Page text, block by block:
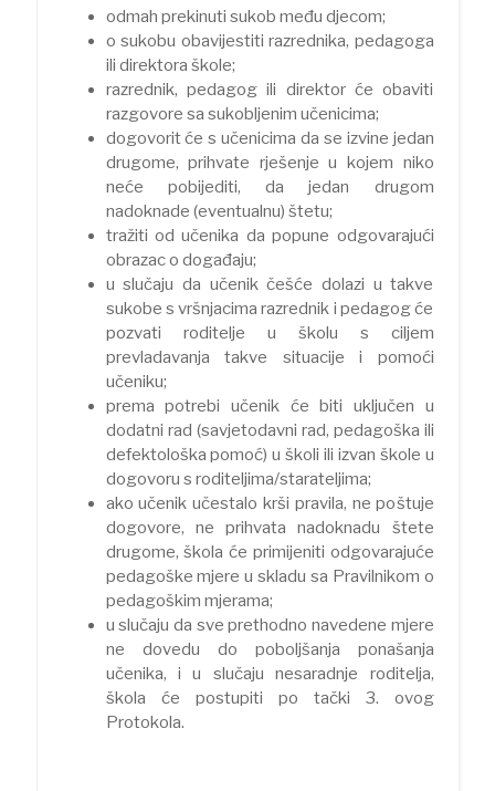
odmah prekinuti sukob među djecom;
o sukobu obavijestiti razrednika, pedagoga
ili direktora škole;
razrednik, pedagog ili direktor će obaviti
razgovore sa sukobljenim učenicima;
dogovorit će s učenicima da se izvine jedan
drugome, prihvate rješenje u kojem niko
neće pobijediti, da jedan drugom
nadoknade (eventualnu) štetu;
tražiti od učenika da popune odgovarajući
obrazac o događaju;
u slučaju da učenik češće dolazi u takve
sukobe s vršnjacima razrednik i pedagog će
pozvati roditelje u školu s ciljem
prevladavanja takve situacije i pomoći
učeniku;
prema potrebi učenik će biti uključen u
dodatni rad (savjetodavni rad, pedagoška ili
defektološka pomoć) u školi ili izvan škole u
dogovoru s roditeljima/starateljima;
ako učenik učestalo krši pravila, ne poštuje
dogovore, ne prihvata nadoknadu štete
drugome, škola će primijeniti odgovarajuće
pedagoške mjere u skladu sa Pravilnikom o
pedagoškim mjerama;
u slučaju da sve prethodno navedene mjere
ne dovedu do poboljšanja ponašanja
učenika, i u slučaju nesaradnje roditelja,
škola će postupiti po tački 3. ovog
Protokola.